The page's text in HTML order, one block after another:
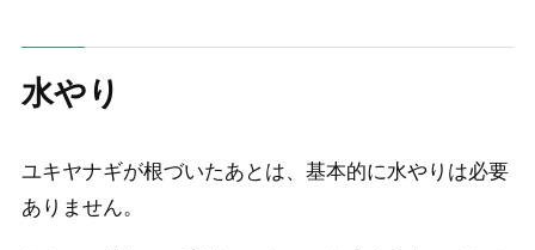
水やり
ユキヤナギが根づいたあとは、基本的に水やりは必要
ありません。